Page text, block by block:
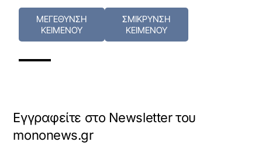
ΜΕΓΕΘΥΝΣΗ
ΚΕΙΜΕΝΟΥ
ΣΜΙΚΡΥΝΣΗ
ΚΕΙΜΕΝΟΥ
Εγγραφείτε στο Newsletter του
mononews.gr